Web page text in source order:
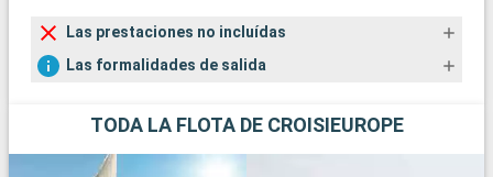
Las prestaciones no incluídas
Las formalidades de salida
TODA LA FLOTA DE CROISIEUROPE